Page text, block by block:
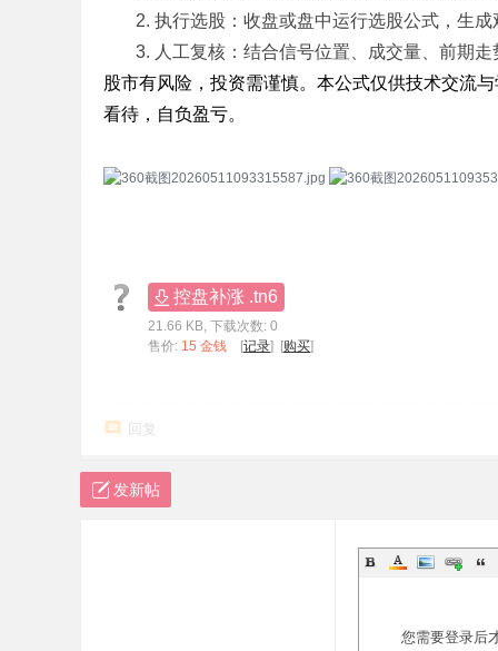
执行选股：收盘或盘中运行选股公式，生成
人工复核：结合信号位置、成交量、前期
股市有风险，投资需谨慎。本公式仅供技术交流
看待，自负盈亏。
控盘补涨 .tn6
21.66 KB, 下载次数: 0
售价: 15 金钱 [记录] [购买]
回复
发新帖
您需要登录后